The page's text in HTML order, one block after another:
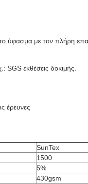
ύφασμα με τον πλήρη
SGS εκθέσεις δοκιμής.
έρευνες
SunTex
1500
5%
430gsm